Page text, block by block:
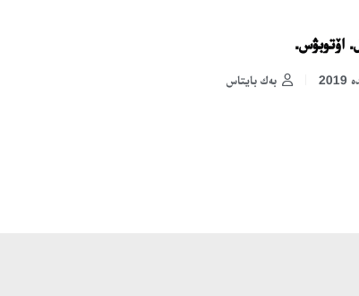
اۆتوبۋس.
بەك بايتاس